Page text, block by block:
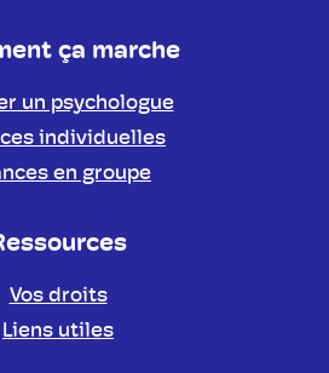
ça marche
un psychologue
individuelles
en groupe
Vos droits
Liens utiles